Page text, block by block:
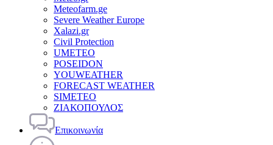
Meteofarm.ge
Severe Weather Europe
Xalazi.gr
Civil Protection
UMETEO
POSEIDON
YOUWEATHER
FORECAST WEATHER
SIMETEO
ΖΙΑΚΟΠΟΥΛΟΣ
Επικοινωνία